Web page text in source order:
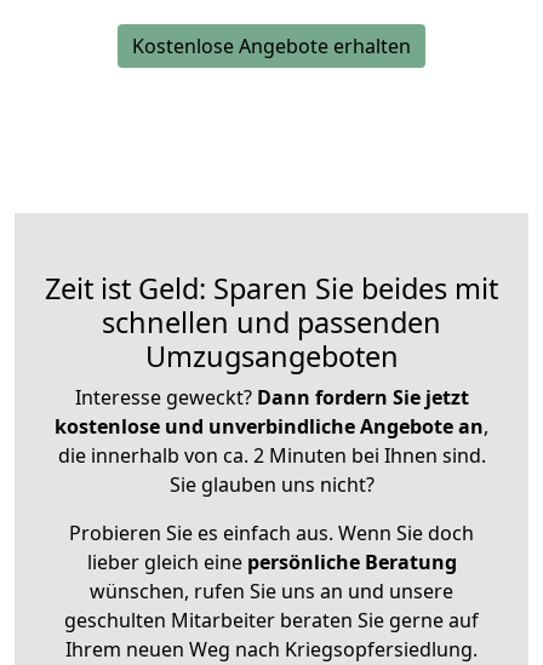
Kostenlose Angebote erhalten
Zeit ist Geld: Sparen Sie beides mit
schnellen und passenden
Umzugsangeboten
Interesse geweckt? Dann fordern Sie jetzt
kostenlose und unverbindliche Angebote an,
die innerhalb von ca. 2 Minuten bei Ihnen sind.
Sie glauben uns nicht?
Probieren Sie es einfach aus. Wenn Sie doch
lieber gleich eine persönliche Beratung
wünschen, rufen Sie uns an und unsere
geschulten Mitarbeiter beraten Sie gerne auf
Ihrem neuen Weg nach Kriegsopfersiedlung.